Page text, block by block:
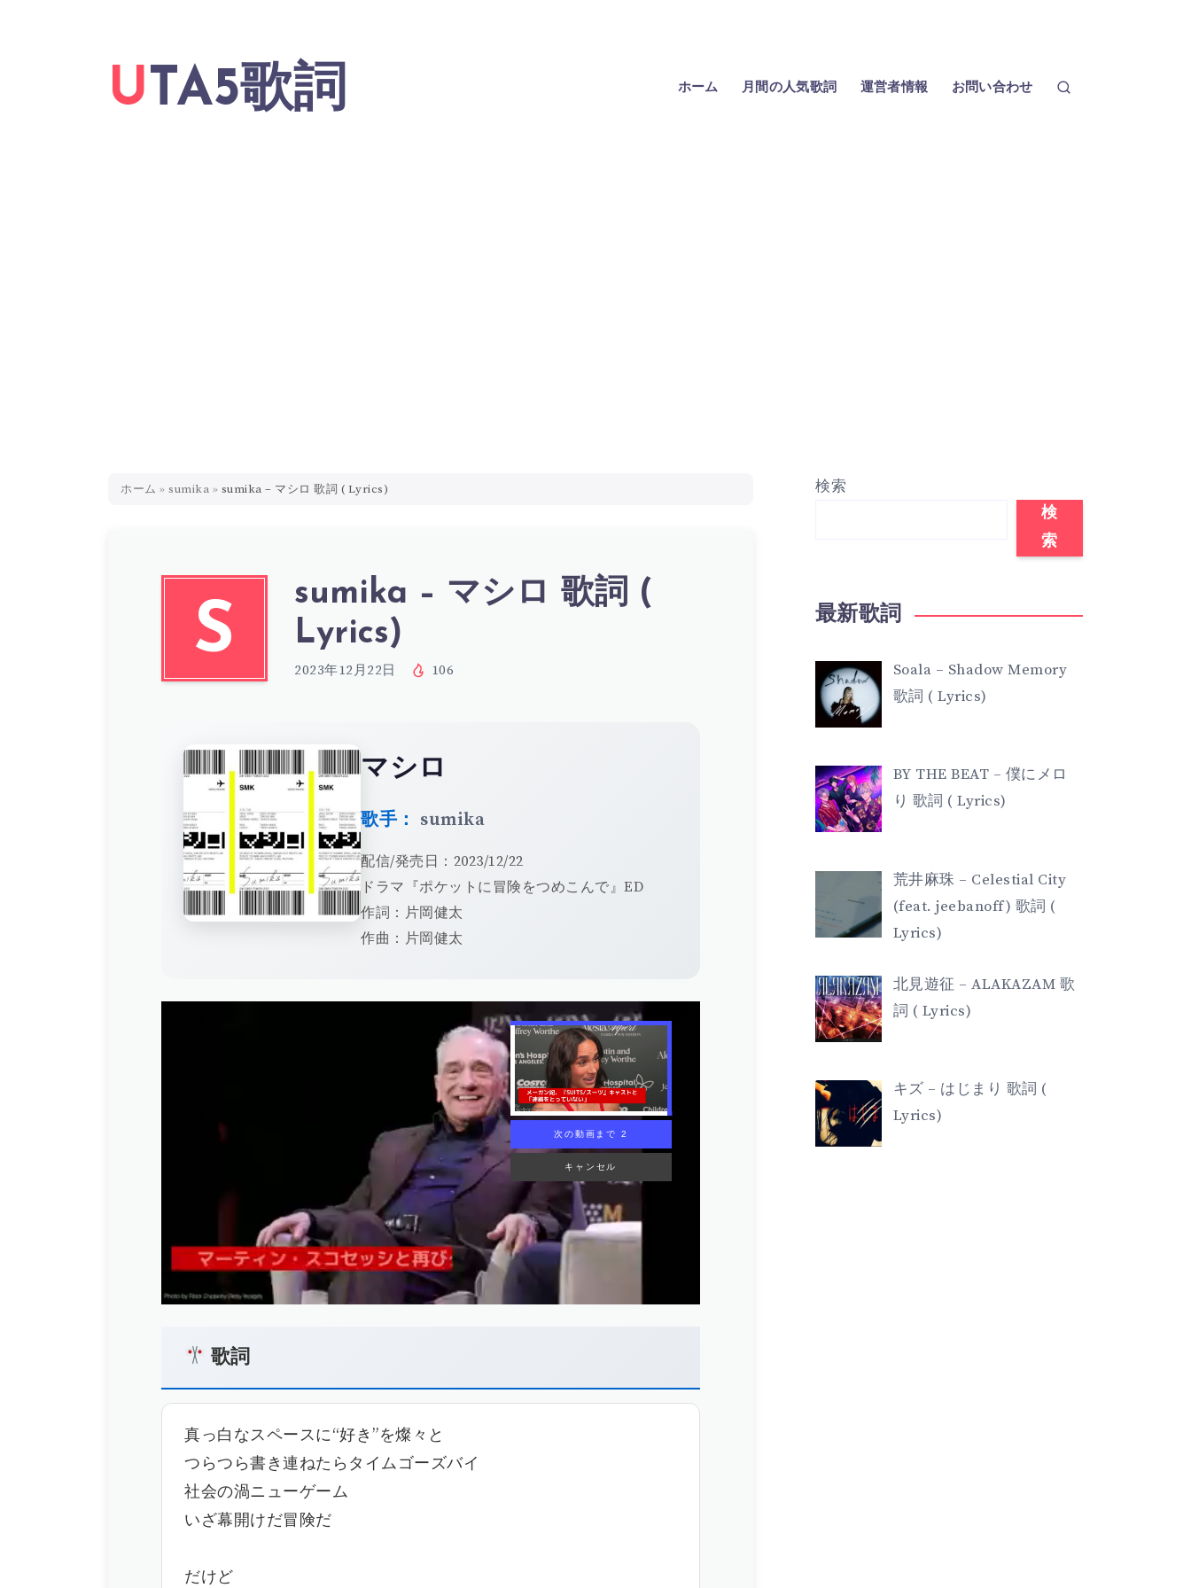
UTA5歌詞 ホーム 月間の人気歌詞 運営者情報 お問い合わせ
ホーム » sumika » sumika – マシロ 歌詞 ( Lyrics)
S
sumika – マシロ 歌詞 (
Lyrics)
2023年12月22日 106
マシロ
歌手： sumika
配信/発売日：2023/12/22
ドラマ『ポケットに冒険をつめこんで』ED
作詞：片岡健太
作曲：片岡健太
次の動画まで 1
キャンセル
歌詞
真っ白なスペースに“好き”を燦々と
つらつら書き連ねたらタイムゴーズバイ
社会の渦ニューゲーム
いざ幕開けだ冒険だ
だけど
検索
検
索
最新歌詞
Soala – Shadow Memory
歌詞 ( Lyrics)
BY THE BEAT – 僕にメロ
り 歌詞 ( Lyrics)
荒井麻珠 – Celestial City
(feat. jeebanoff) 歌詞 (
Lyrics)
北見遊征 – ALAKAZAM 歌
詞 ( Lyrics)
キズ – はじまり 歌詞 (
Lyrics)